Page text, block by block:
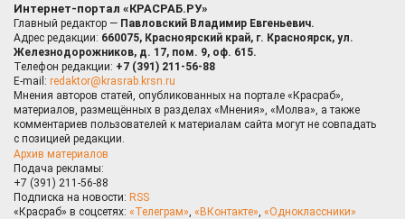
Интернет-портал «КРАСРАБ.РУ»
Главный редактор — Павловский Владимир Евгеньевич.
Адрес редакции: 660075, Красноярский край, г. Красноярск, ул.
Железнодорожников, д. 17, пом. 9, оф. 615.
Телефон редакции: +7 (391) 211-56-88
E-mail: redaktor@krasrab.krsn.ru
Мнения авторов статей, опубликованных на портале «Красраб»,
материалов, размещённых в разделах «Мнения», «Молва», а также
комментариев пользователей к материалам сайта могут не совпадать
с позицией редакции.
Архив материалов
Подача рекламы:
+7 (391) 211-56-88
Подписка на новости: RSS
«Красраб» в соцсетях: «Телеграм», «ВКонтакте», «Одноклассники»